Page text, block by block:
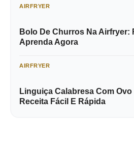
AIRFRYER
Bolo De Churros Na Airfryer:
Aprenda Agora
AIRFRYER
Linguiça Calabresa Com
Receita Fácil E Rápida